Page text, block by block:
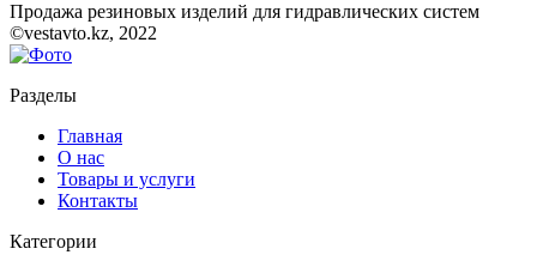
Продажа резиновых изделий для гидравлических систем
©vestavto.kz, 2022
Разделы
Главная
О нас
Товары и услуги
Контакты
Категории